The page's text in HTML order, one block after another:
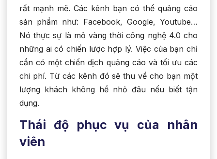
rất mạnh mẽ. Các kênh bạn có thể quảng cáo
sản phẩm như: Facebook, Google, Youtube…
Nó thực sự là mỏ vàng thời công nghệ 4.0 cho
những ai có chiến lược hợp lý. Việc của bạn chỉ
cần có một chiến dịch quảng cáo và tối ưu các
chi phí. Từ các kênh đó sẽ thu về cho bạn một
lượng khách không hề nhỏ đâu nếu biết tận
dụng.
Thái độ phục vụ của nhân
viên